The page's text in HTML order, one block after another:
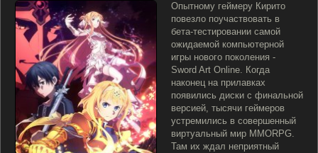
Опытному геймеру Кирито
повезло поучаствовать в
бета-тестировании самой
ожидаемой компьютерной
игры нового поколения -
Sword Art Online. Когда
наконец на прилавках
появились диски с финальной
версией, тысячи геймеров
устремились в совершенный
виртуальный мир MMORPG.
Там их ждал неприятный